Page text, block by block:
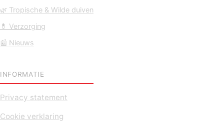
🌿 Tropische & Wilde duiven
💊 Verzorging
📰 Nieuws
INFORMATIE
Privacy statement
Cookie verklaring